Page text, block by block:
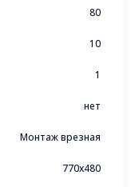
80
10
1
нет
Монтаж врезная
770x480